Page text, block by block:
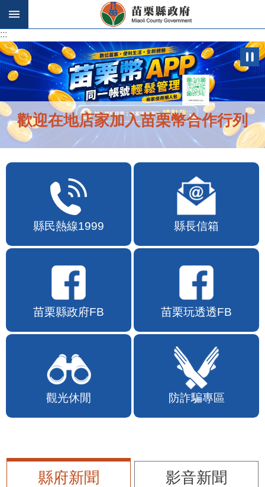
跳到主要內容區塊
:::
:::
歡迎在地店家加入苗栗幣合作行列
縣民熱線1999 縣長信箱
苗栗縣政府FB 苗栗玩透透FB
觀光休閒 防詐騙專區
縣府新聞
影音新聞